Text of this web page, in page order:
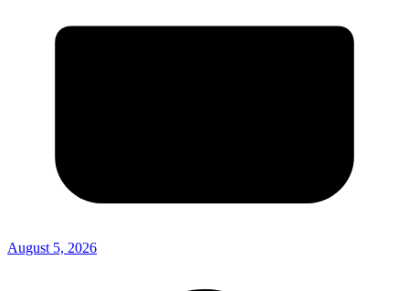
August 5, 2026